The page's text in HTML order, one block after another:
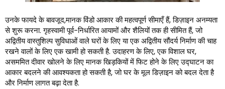
उनके फायदे के बावजूद,मानक विंडो आकार की महत्वपूर्ण सीमाएँ हैं, डिज़ाइन अनम्यता
से शुरू करना. गृहस्वामी पूर्व-निर्धारित आयामों और शैलियों तक ही सीमित हैं, जो
अद्वितीय वास्तुशिल्प सुविधाओं वाले घरों के लिए या एक अद्वितीय सौंदर्य निर्माण की चाह
रखने वालों के लिए एक खामी हो सकती है. उदाहरण के लिए, एक विशाल घर,
असममित दीवार खोलने के लिए मानक खिड़कियों में फिट होने के लिए उद्घाटन का
आकार बदलने की आवश्यकता हो सकती है, जो घर के मूल डिज़ाइन को बदल देता है
और निर्माण लागत बढ़ा देता है.